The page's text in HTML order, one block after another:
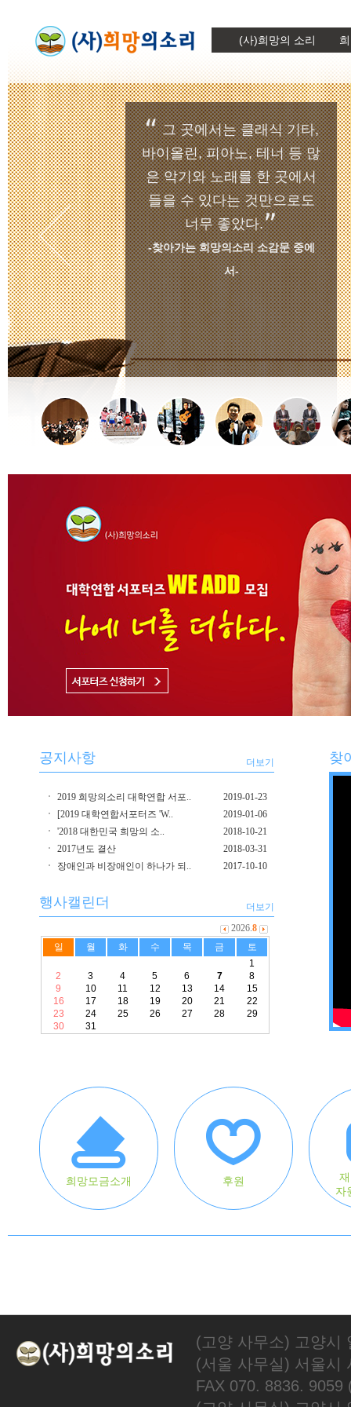
(사)희망의 소리
“그 곳에서는 클래식 기타,
바이올린, 피아노, 테너 등 많
은 악기와 노래를 한 곳에서
들을 수 있다는 것만으로도
너무 좋았다.”
-찾아가는 희망의소리 소감문 중에
서-
공지사항 더보기
2019 희망의소리 대학연합 서포..
2019-01-23
[2019 대학연합서포터즈 'W..
2019-01-06
'2018 대한민국 희망의 소..
2018-10-21
2017년도 결산
2018-03-31
장애인과 비장애인이 하나가 되..
2017-10-10
행사캘린더
더보기
2026.8
일
월 화 수 목 금
토
1
2
3 4 5 6 7
8
9
10 11 12 13 14
15
16
17 18 19 20 21
22
23
24 25 26 27 28
29
30
31
찾
희망모금소개 후원
자
(고양 사무소) 고양시
(서울 사무실) 서울시
FAX 070. 8836. 9059